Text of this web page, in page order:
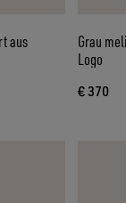
aus
Grau
Logo
€ 370